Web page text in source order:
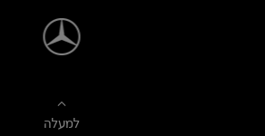
למעלה